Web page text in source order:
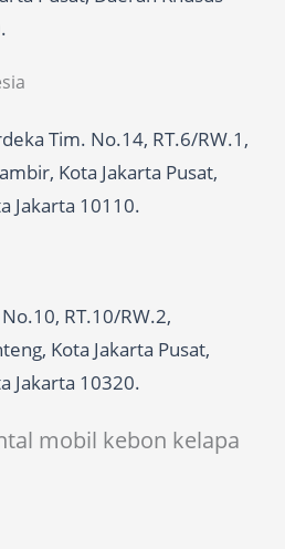
Tim. No.14, RT.6/RW.1,
Kota Jakarta Pusat,
Jakarta 10110.
RT.10/RW.2,
Kota Jakarta Pusat,
Jakarta 10320.
mobil kebon kelapa